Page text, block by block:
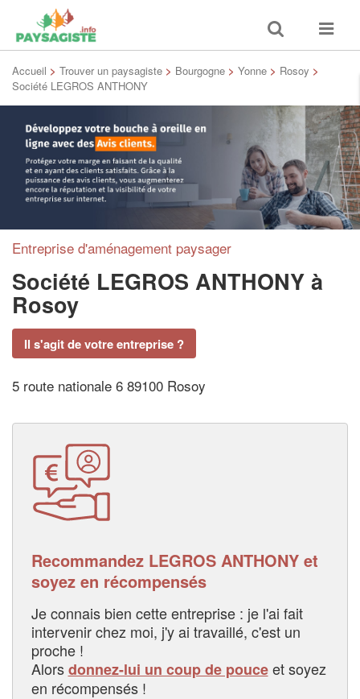
Toggle
search
Toggle
Accueil > Trouver un paysagiste > Bourgogne > Yonne > Rosoy >
Société LEGROS ANTHONY
Entreprise d'aménagement paysager
Société LEGROS ANTHONY à
Rosoy
Il s'agit de votre entreprise ?
5 route nationale 6 89100 Rosoy
Recommandez LEGROS ANTHONY et
soyez en récompensés
Je connais bien cette entreprise : je l'ai fait
intervenir chez moi, j'y ai travaillé, c'est un
proche !
Alorsdonnez-lui un coup de pouceet soyez
en récompensés !